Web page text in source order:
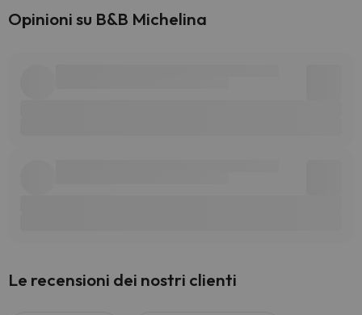
Opinioni su B&B Michelina
Le recensioni dei nostri clienti